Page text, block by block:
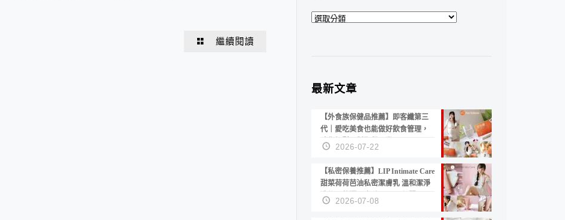
繼續閱讀
分
最新文章
【外食族保健品推薦】即客纖第三
代｜愛吃美食也能做好飲食管理，
陪你輕鬆面對聚餐日常！
2026-07-22
【私密保養推薦】LIP Intimate Care
甜菜荷荷芭油私密潔膚乳 溫和潔淨
洗後不乾澀 不起泡反而更舒服！
2026-07-08